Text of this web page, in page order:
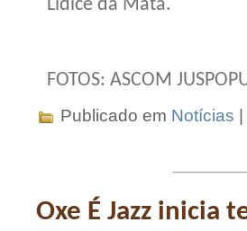
Lídice da Mata.
FOTOS: ASCOM
Publicado em Notícias |
Oxe É Jazz inicia